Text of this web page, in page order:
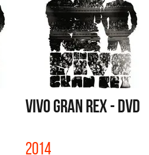
VIVO GRAN REX - DVD
2014